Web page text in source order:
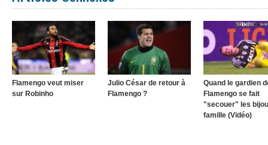
Flamengo veut miser
sur Robinho
Julio César de retour à
Flamengo ?
Quand le gardien
Flamengo se fait
"secouer" les
famille (Vidéo)